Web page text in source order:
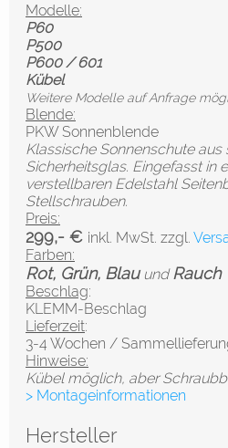
Modelle:
P60
P500
P600 / 601
Kübel
Weitere Modelle auf Anfrage
Blende:
PKW Sonnenblende
Klassische Sonnenschute
Sicherheitsglas. Eingefasst in
verstellbaren Edelstahl
Stellschrauben.
Preis:
299,- € inkl. MwSt. zzgl.
Farben:
Rot, Grün, Blau und Rauch
Beschlag:
KLEMM-Beschlag
Lieferzeit:
3-4 Wochen /
Hinweise:
Kübel möglich, aber
> Montageinformationen
Hersteller